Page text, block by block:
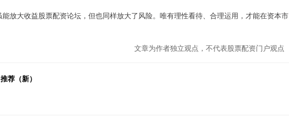
放大收益股票配资论坛，但也同样放大了风险。唯有理性看待、合理运用，才能在资本市
文章为作者独立观点，不代表股票配资门户观点
荐（新）